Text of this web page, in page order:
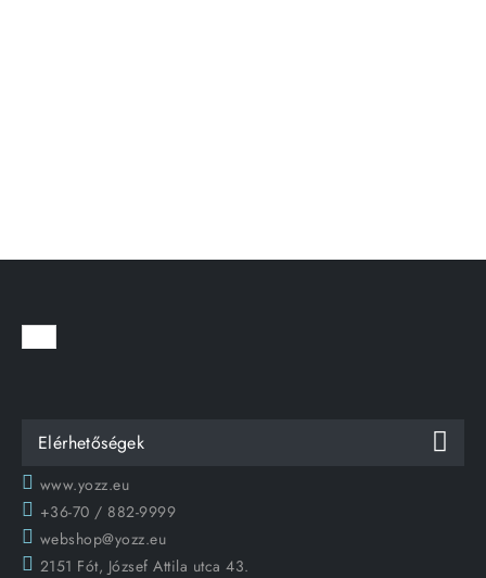
Elérhetőségek
www.yozz.eu
+36-70 / 882-9999
webshop@yozz.eu
2151 Fót, József Attila utca 43.